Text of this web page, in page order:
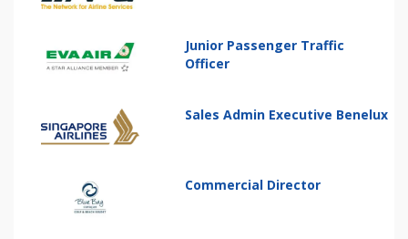
Junior Passenger Traffic
Officer
Sales Admin Executive Benelux
Commercial Director